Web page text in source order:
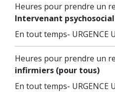
Heures pour prendre un
Intervenant
En tout temps- URGENCE
Heures pour prendre un
infirmiers (pour tous)
En tout temps- URGENCE